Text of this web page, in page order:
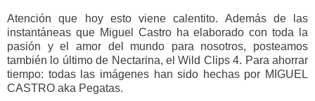
Atención que hoy esto viene calentito. Además de las
instantáneas que Miguel Castro ha elaborado con toda la
pasión y el amor del mundo para nosotros, posteamos
también lo último de Nectarina, el Wild Clips 4. Para ahorrar
tiempo: todas las imágenes han sido hechas por MIGUEL
CASTRO aka Pegatas.